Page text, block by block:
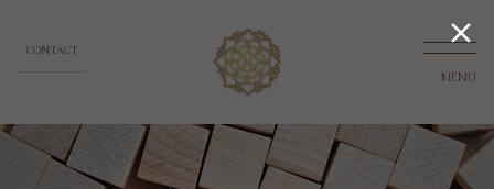
MENU
CONTACT
